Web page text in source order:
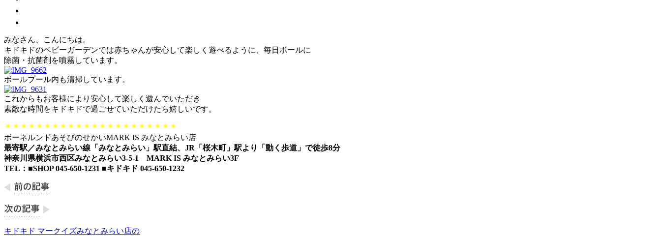
みなさん、こんにちは。
キドキドのベビーガーデンでは赤ちゃんが安心して楽しく遊べるように、毎日ボールに
除菌・抗菌剤を噴霧しています。
ボールプール内も清掃しています。
これからもお客様により安心して楽しく遊んでいただき
素敵な時間をキドキドで過ごせていただけたら嬉しいです。
＊＊＊＊＊＊＊＊＊＊＊＊＊＊＊＊＊＊＊＊＊＊
ボーネルンドあそびのせかいMARK IS みなとみらい店
最寄駅／みなとみらい線「みなとみらい」駅直結、JR「桜木町」駅より「動く歩道」で徒歩8分
神奈川県横浜市西区みなとみらい3-5-1 MARK IS みなとみらい3F
TEL：■SHOP 045-650-1231 ■キドキド 045-650-1232
キドキド マークイズみなとみらい店の